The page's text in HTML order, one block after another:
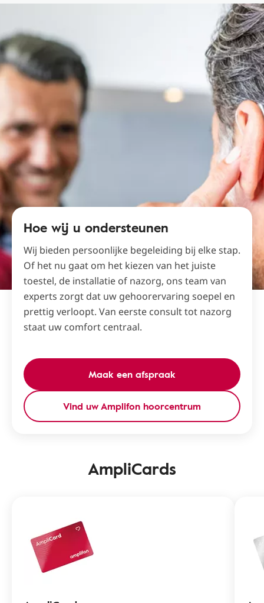
Hoe wij u ondersteunen
Wij bieden persoonlijke begeleiding bij elke stap.
Of het nu gaat om het kiezen van het juiste
toestel, de installatie of nazorg, ons team van
experts zorgt dat uw gehoorervaring soepel en
prettig verloopt. Van eerste consult tot nazorg
staat uw comfort centraal.
Maak een afspraak
Vind uw Amplifon hoorcentrum
AmpliCards